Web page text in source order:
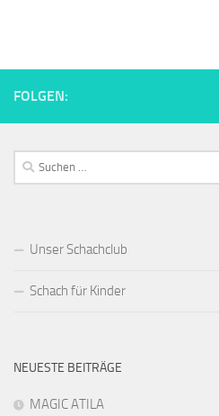
FOLGEN:
Suchen
nach:
Unser Schachclub
Schach für Kinder
NEUESTE BEITRÄGE
MAGIC ATILA